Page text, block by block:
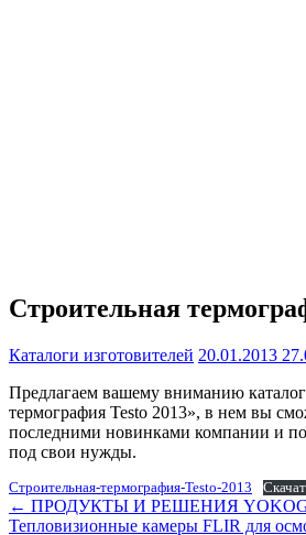
Строительная
Каталоги изготовителей 20.01.2013
Предлагаем вашему вниманию
термография Testo 2013», в нем вы
последними новинками компании и
под свои нужды.
Строительная-термография-Testo-2013
Навигация
← ПРОДУКТЫ И РЕШЕНИЯ
Тепловизионные камеры FLIR для